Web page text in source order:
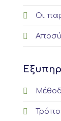
Οι